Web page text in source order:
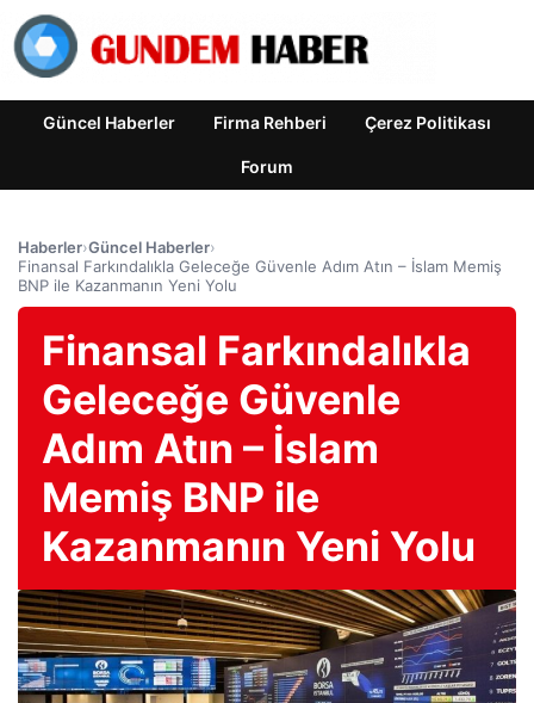
Güncel Haberler Firma Rehberi Çerez Politikası
Forum
Haberler›Güncel Haberler›
Finansal Farkındalıkla Geleceğe Güvenle Adım Atın – İslam Memiş
BNP ile Kazanmanın Yeni Yolu
Finansal Farkındalıkla
Geleceğe Güvenle
Adım Atın – İslam
Memiş BNP ile
Kazanmanın Yeni Yolu